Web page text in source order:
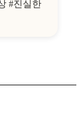
#진실한